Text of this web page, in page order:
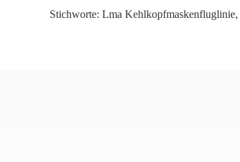
Stichworte: Lma Kehlkopfmaskenfluglinie,